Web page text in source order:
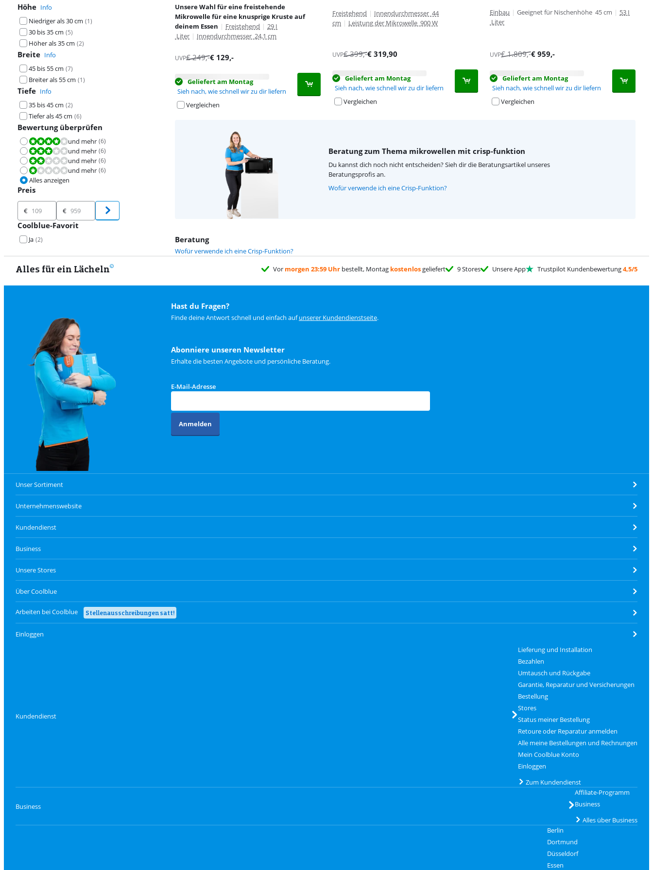
Höhe Info
Niedriger als 30 cm (1)
30 bis 35 cm (5)
Höher als 35 cm (2)
Breite Info
45 bis 55 cm (7)
Breiter als 55 cm (1)
Tiefe Info
35 bis 45 cm (2)
Tiefer als 45 cm (6)
Bewertung überprüfen
Bewertet mit 8,0 von 10.
und mehr (6)
Bewertet mit 6,0 von 10.
und mehr (6)
Bewertet mit 4,0 von 10.
und mehr (6)
Bewertet mit 2,0 von 10.
und mehr (6)
Alles anzeigen
Preis
Preis
€ €
Coolblue-Favorit
Ja (2)
Unsere Wahl für eine freistehende
Mikrowelle für eine knusprige Kruste auf
deinem Essen | Freistehend | 29 I
Liter | Innendurchmesser 24,1 cm
UVP€249,-€ 129,-
Geliefert am Montag
Sieh nach, wie schnell wir zu dir liefern
Vergleichen
Freistehend | Innendurchmesser 44
cm | Leistung der Mikrowelle 900 W
UVP€399,-€ 319,90
Geliefert am Montag
Sieh nach, wie schnell wir zu dir liefern
Vergleichen
Einbau | Geeignet für Nischenhöhe 45 cm | 53 I
Liter
UVP€1.809,-€ 959,-
Geliefert am Montag
Sieh nach, wie schnell wir zu dir liefern
Vergleichen
Beratung zum Thema mikrowellen mit crisp-funktion
Du kannst dich noch nicht entscheiden? Sieh dir die Beratungsartikel unseres
Beratungsprofis an.
Wofür verwende ich eine Crisp-Funktion?
Beratung
Wofür verwende ich eine Crisp-Funktion?
Alles für ein Lächeln Vor morgen 23:59 Uhr bestellt, Montag kostenlosgeliefert 9 Stores Unsere App Trustpilot Kundenbewertung4,5/5
Hast du Fragen?
Finde deine Antwort schnell und einfach aufunserer Kundendienstseite.
Abonniere unseren Newsletter
Erhalte die besten Angebote und persönliche Beratung.
E-Mail-Adresse
Anmelden
Unser Sortiment
Unternehmenswebsite
Kundendienst
Business
Unsere Stores
Über Coolblue
Arbeiten bei Coolblue Stellenausschreibungen satt!
Einloggen
Kundendienst
Lieferung und Installation
Bezahlen
Umtausch und Rückgabe
Garantie, Reparatur und Versicherungen
Bestellung
Stores
Status meiner Bestellung
Retoure oder Reparatur anmelden
Alle meine Bestellungen und Rechnungen
Mein Coolblue Konto
Einloggen
Zum Kundendienst
Business
Affiliate-Programm
Business
Alles über Business
Berlin
Dortmund
Düsseldorf
Essen